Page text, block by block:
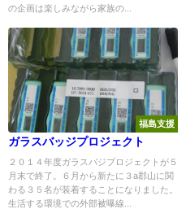
の企画は楽しみながら家族の...
福島支援
ガラスバッジプロジェクト
２０１４年度ガラスバジプロジェクトが５
月末で終了。６月から新たに３a郡山に関
わる３５名が装着することになりました。
生活する環境での外部被曝線...